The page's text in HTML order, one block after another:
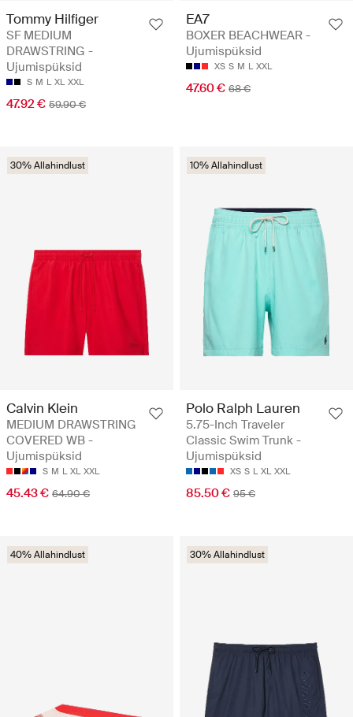
Tommy Hilfiger
SF MEDIUM
DRAWSTRING -
Ujumispüksid
S M L XL XXL
47.92 € 59.90 €
EA7
BOXER BEACHWEAR -
Ujumispüksid
XS S M L XXL
47.60 € 68 €
30% Allahindlust
Calvin Klein
MEDIUM DRAWSTRING
COVERED WB -
Ujumispüksid
S M L XL XXL
45.43 € 64.90 €
10% Allahindlust
Polo Ralph Lauren
5.75-Inch Traveler
Classic Swim Trunk -
Ujumispüksid
XS S L XL XXL
85.50 € 95 €
40% Allahindlust 30% Allahindlust